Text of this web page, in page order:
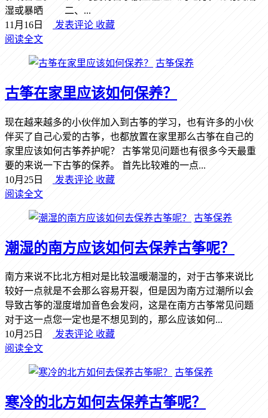
湿或暴晒 二、...
11月16日
发表评论 收藏
阅读全文
古筝保养
古筝在家里应该如何保养？
现在越来越多的小伙伴加入到古筝的学习，也有许多的小伙
伴买了自己心爱的古筝，也都放置在家里那么古筝在自己的
家里应该如何古筝养护呢？ 古筝常见问题也有很多今天最重
要的来说一下古筝的保养。 首先比较难的一点...
10月25日
发表评论 收藏
阅读全文
古筝保养
潮湿的南方应该如何去保养古筝呢？
南方来说不比北方相对是比较温暖潮湿的，对于古筝来说比
较好一点就是不会那么容易开裂，但是因为南方过潮所以会
导致古筝的湿度增加音色会发闷，这是在南方古筝常见问题
对于这一点您一定也是不想见到的，那么应该如何...
10月25日
发表评论 收藏
阅读全文
古筝保养
寒冷的北方如何去保养古筝呢？